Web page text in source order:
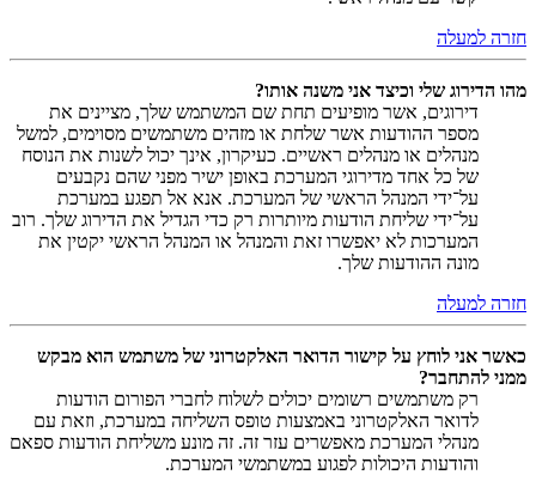
חזרה למעלה
מהו הדירוג שלי וכיצד אני משנה אותו?
דירוגים, אשר מופיעים תחת שם המשתמש שלך, מציינים את
מספר ההודעות אשר שלחת או מזהים משתמשים מסוימים, למשל
מנהלים או מנהלים ראשיים. כעיקרון, אינך יכול לשנות את הנוסח
של כל אחד מדירוגי המערכת באופן ישיר מפני שהם נקבעים
על־ידי המנהל הראשי של המערכת. אנא אל תפגע במערכת
על־ידי שליחת הודעות מיותרות רק כדי הגדיל את הדירוג שלך. רוב
המערכות לא יאפשרו זאת והמנהל או המנהל הראשי יקטין את
מונה ההודעות שלך.
חזרה למעלה
כאשר אני לוחץ על קישור הדואר האלקטרוני של משתמש הוא מבקש
ממני להתחבר?
רק משתמשים רשומים יכולים לשלוח לחברי הפורום הודעות
לדואר האלקטרוני באמצעות טופס השליחה במערכת, וזאת עם
מנהלי המערכת מאפשרים עזר זה. זה מונע משליחת הודעות ספאם
והודעות היכולות לפגוע במשתמשי המערכת.